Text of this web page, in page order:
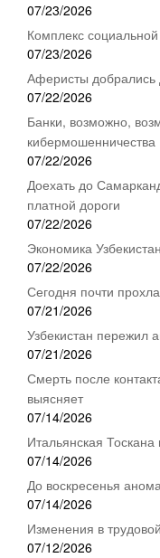
07/23/2026
Комплекс
07/23/2026
Аферисты добрались
07/22/2026
Банки, возможно,
кибермошенничества
07/22/2026
Доехать до
платной дороги
07/22/2026
Экономика
07/22/2026
Сегодня почти
07/21/2026
Узбекистан пережил
07/21/2026
Смерть после
выясняет
07/14/2026
Итальянская Тоскана
07/14/2026
До воскресенья
07/14/2026
Изменения в
07/12/2026